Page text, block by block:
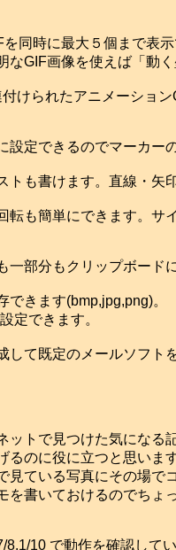
同時に最大５個まで表
なGIF画像を使えば「動
けられたアニメーショ
定できるのでマーカー
も書けます。直線・矢
も簡単にできます。サ
部分もクリップボード
きます(bmp,jpg,png)。
定できます。
て既定のメールソフト
トで見つけた気になる
るのに役に立つと思いま
ている写真にその場で
書いておけるのでちょ
8.1/10 で動作を確認して